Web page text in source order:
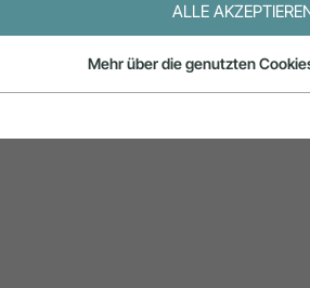
ALLE
Mehr über die genutzten